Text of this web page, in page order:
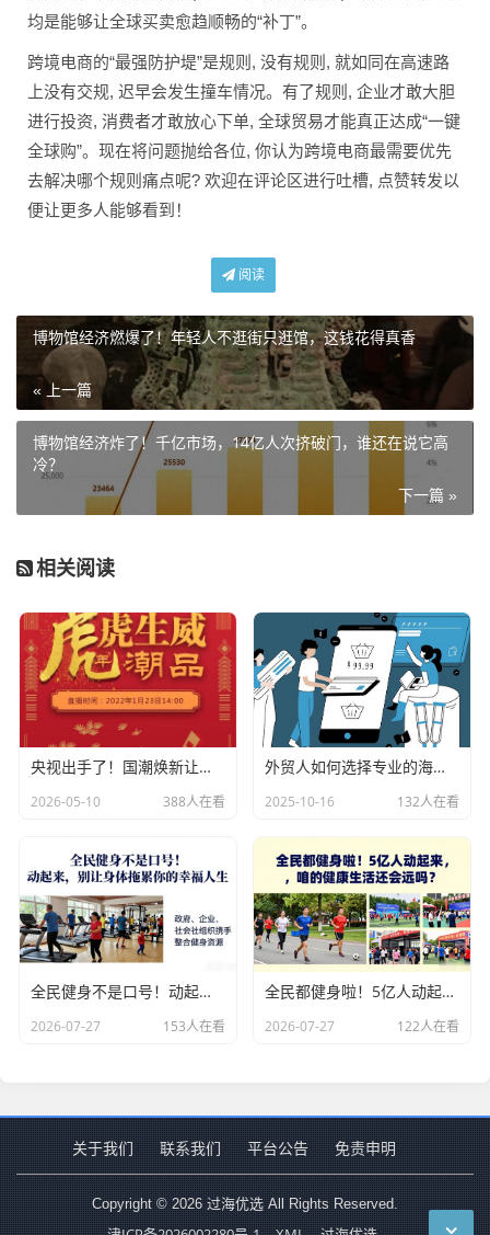
均是能够让全球买卖愈趋顺畅的“补丁”。
跨境电商的“最强防护堤”是规则, 没有规则, 就如同在高速路
上没有交规, 迟早会发生撞车情况。有了规则, 企业才敢大胆
进行投资, 消费者才敢放心下单, 全球贸易才能真正达成“一键
全球购”。现在将问题抛给各位, 你认为跨境电商最需要优先
去解决哪个规则痛点呢? 欢迎在评论区进行吐槽, 点赞转发以
便让更多人能够看到！
阅读
博物馆经济燃爆了！年轻人不逛街只逛馆，这钱花得真香
« 上一篇
博物馆经济炸了！千亿市场，14亿人次挤破门，谁还在说它高
冷？
下一篇 »
相关阅读
央视出手了！国潮焕新让非遗炸场，这才是文化强国该有的排面
2026-05-10 388人在看
外贸人如何选择专业的海关数据公司？
2025-10-16 132人在看
全民健身不是口号！动起来，别让身体拖累你的幸福人生
2026-07-27 153人在看
全民都健身啦！5亿人动起来，咱的健康生活还会远吗？
2026-07-27 122人在看
关于我们 联系我们 平台公告 免责申明
Copyright © 2026 过海优选 All Rights Reserved.